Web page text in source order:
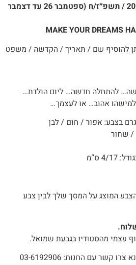
יומן שבועי לשנת 2026/27 / תשפ״ז/ח (ספטמבר 26 עד דצמבר
להוסיף שם / תאריך / הקדשה / משפט
להתחלה חדשה… ליום הולדת…
אהוב… או לעצמך…
שחור
ס”מ
המוצג על המסך שלך לבין צבע
עצמי מהסטודיו בגבעת שמואל.
עם החנות: 03-6192906